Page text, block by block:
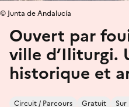
Ouvert par
ville d’Iliturgi.
historique et
Circuit / Parcours Gratuit
© Junta de Andalucía